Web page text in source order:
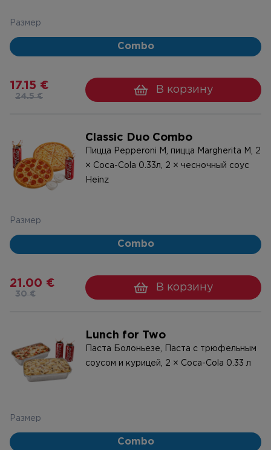
Размер
Combo
17.15 €
24.5 €
В корзину
Classic Duo Combo
Пицца Pepperoni M, пицца Margherita M, 2
× Coca-Cola 0.33л, 2 × чесночный соус
Heinz
Размер
Combo
21.00 €
30 €
В корзину
Lunch for Two
Паста Болоньезе, Паста с трюфельным
соусом и курицей, 2 × Coca-Cola 0.33 л
Размер
Combo